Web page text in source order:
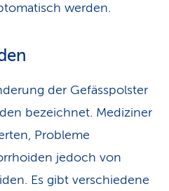
werden.
der Gefässpolster
bezeichnet. Mediziner
Probleme
jedoch von
Es gibt verschiedene